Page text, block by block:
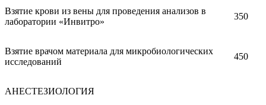
Взятие крови из вены для проведения анализов в
лаборатории «Инвитро»
350
Взятие врачом материала для микробиологических
исследований
450
АНЕСТЕЗИОЛОГИЯ